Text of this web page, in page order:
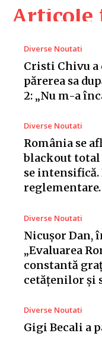
Articole
Diverse Noutati
Cristi Chivu a
părerea sa
2: „Nu m-a
Diverse Noutati
România se
blackout total
se
Diverse Noutati
Nicușor Dan,
„Evaluarea
constantă
cetățenilor și
Diverse Noutati
Gigi Becali a